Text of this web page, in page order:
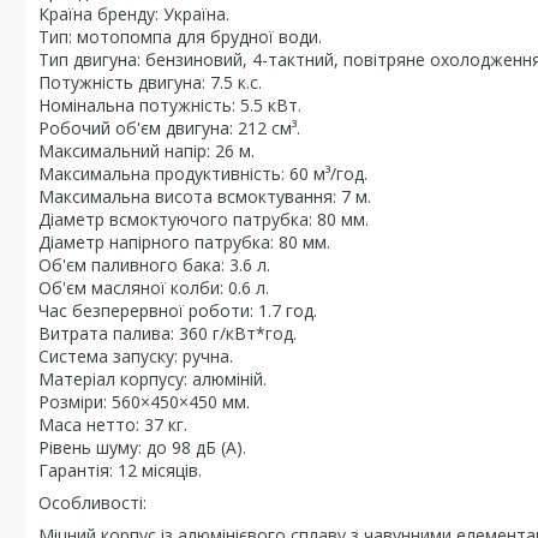
Країна бренду: Україна.
Тип: мотопомпа для брудної води.
Тип двигуна: бензиновий, 4-тактний, повітряне
Потужність двигуна: 7.5 к.с.
Номінальна потужність: 5.5 кВт.
Робочий об'єм двигуна: 212 см³.
Максимальний напір: 26 м.
Максимальна продуктивність: 60 м³/год.
Максимальна висота всмоктування: 7 м.
Діаметр всмоктуючого патрубка: 80 мм.
Діаметр напірного патрубка: 80 мм.
Об'єм паливного бака: 3.6 л.
Об'єм масляної колби: 0.6 л.
Час безперервної роботи: 1.7 год.
Витрата палива: 360 г/кВт*год.
Система запуску: ручна.
Матеріал корпусу: алюміній.
Розміри: 560×450×450 мм.
Маса нетто: 37 кг.
Рівень шуму: до 98 дБ (А).
Гарантія: 12 місяців.
Особливості: